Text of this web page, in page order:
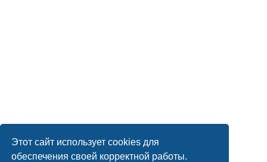
Этот сайт использует cookies для
обеспечения своей корректной работы.